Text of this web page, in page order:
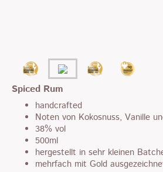
Spiced Rum
handcrafted
Noten von Kokosnuss, Vanille
38% vol
500ml
hergestellt in sehr kleinen
mehrfach mit Gold